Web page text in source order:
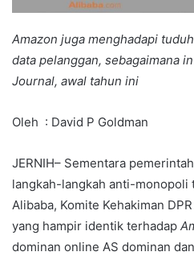
Amazon juga menghadapi
data pelanggan, sebagaimana
Journal, awal tahun ini
Oleh : David P Goldman
JERNIH– Sementara
langkah-langkah anti-monopoli
Alibaba, Komite Kehakiman
yang hampir identik terhadap
dominan online AS dominan